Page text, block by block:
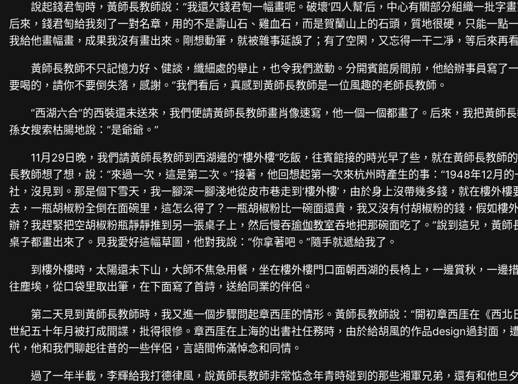
說起錢君匋時，黃師長教師說：“我還欠錢君匋一幅畫呢。破壞‘四人幫’后，中心有關部分組織一批字
后來，錢君匋給我刻了一對名章，用的不是壽山石、雞血石，而是賀蘭山上的石頭，質地很硬，只能一點
我給他畫幅畫，成果我沒有畫出來。剛想動筆，就被雜事延誤了；有了空閑，又忘得一干二凈，等后來
黃師長教師不只記憶力好、健談，纖細處的舉止，也令我們激動。分開賓館房間前，他給辦事員寫了
要喝的，請你不要倒失落，感謝。”我們看后，真感到黃師長教師是一位風趣的老師長教師。
“西湖六合”的西裝還未送來，我們便請黃師長教師畫肖像速寫，他一個一個都畫了。后來，我把黃師
孫女搜索枯腸地說：“是爺爺。”
11月29日晚，我們請黃師長教師到西湖邊的“樓外樓”吃飯，往賓館接的時光早了些，就在黃師長教師
長教師想了想，說：“來過一次，這是第二次。”接著，他回想起第一次來杭州時產生的事：“1948年12月
社，沒見到。那是個下雪天，我一腳深一腳淺地從皮市巷走到‘樓外樓’，由於身上沒帶幾多錢，就在樓外
去，一瓶胡椒粉全倒在面碗里，這怎么得了？一瓶胡椒粉比一碗面還貴，我又沒有付胡椒粉的錢，假如樓
辦？我趕緊把空胡椒粉瓶靜靜推到另一張桌子上，然后慢吞瑜伽教室吞地把那碗面吃了。”說到這兒，黃
桌子都畫出來了。見我愛好這幅草圖，他對我說：“你拿著吧。”隨手就遞給我了。
到樓外樓時，太陽還未下山，大師不焦急用餐，坐在樓外樓門口面朝西湖的長椅上，一邊賞秋，一邊
往塵埃，從口袋里取出筆，在下面寫了首詩，送給同業的伴侶。
第二天見到黃師長教師時，我又進一個步驟問起章西厓的情形。黃師長教師說：“開初章西厓在《西
世紀五十年月被打成間諜，批得很慘。章西厓在上海的出書社任務時，由於給胡風的作品design過封面
代，他和我們聊起往昔的一些伴侶，言語間佈滿悼念和同情。
過了一年半載，李輝給我打德律風，說黃師長教師非常惦念年青時碰到的那些湘軍兄弟，還有和他旦